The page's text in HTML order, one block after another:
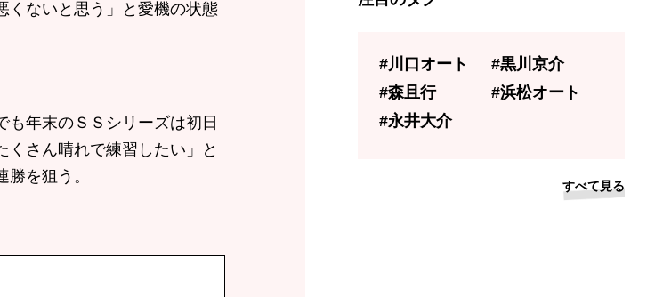
くないと思う」と愛機の状態
年末のＳＳシリーズは初日
くさん晴れで練習したい」と
を狙う。
#川口オート
#黒川京介
#森且行
#浜松オート
#永井大介
すべて見る